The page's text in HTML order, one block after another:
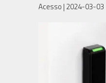
Acesso | 2024-03-03